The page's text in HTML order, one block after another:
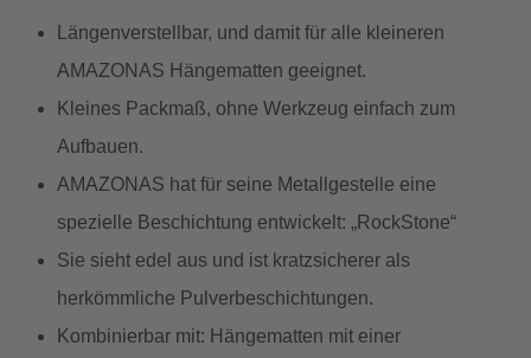
Längenverstellbar, und damit für alle kleineren
AMAZONAS Hängematten geeignet.
Kleines Packmaß, ohne Werkzeug einfach zum
Aufbauen.
AMAZONAS hat für seine Metallgestelle eine
spezielle Beschichtung entwickelt: „RockStone“
Sie sieht edel aus und ist kratzsicherer als
herkömmliche Pulverbeschichtungen.
Kombinierbar mit: Hängematten mit einer